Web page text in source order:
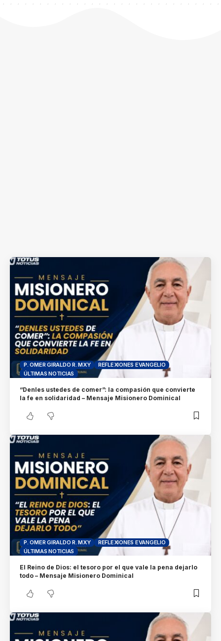
P. OMER GIRALDO R. MXY
REFLEXIONES EVANGELIO
ÚLTIMAS NOTICIAS
“Denles ustedes de comer”: la compasión que convierte
la fe en solidaridad – Mensaje Misionero Dominical
P. OMER GIRALDO R. MXY
REFLEXIONES EVANGELIO
ÚLTIMAS NOTICIAS
El Reino de Dios: el tesoro por el que vale la pena dejarlo
todo – Mensaje Misionero Dominical